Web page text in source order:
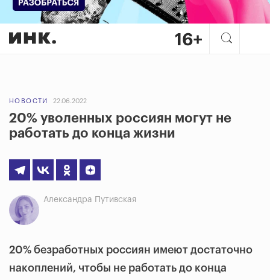
НОВОСТИ 22.06.2022
20% уволенных россиян могут не
работать до конца жизни
Александра Путивская
20% безработных россиян имеют достаточно
накоплений, чтобы не работать до конца